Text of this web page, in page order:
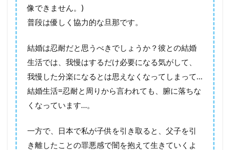
像できません。)
普段は優しく協力的な旦那です。
結婚は忍耐だと思うべきでしょうか？彼との結婚
生活では、我慢はするだけ必要になる気がして、
我慢した分楽になるとは思えなくなってしまって…
結婚生活=忍耐と周りから言われても、腑に落ちな
くなっています…。
一方で、日本で私が子供を引き取ると、父子を引
き離したことの罪悪感で闇を抱えて生きていくよ